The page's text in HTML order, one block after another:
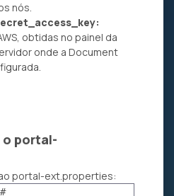
nós.
obtidas no painel da
onde a Document
portal-
portal-ext.properties: